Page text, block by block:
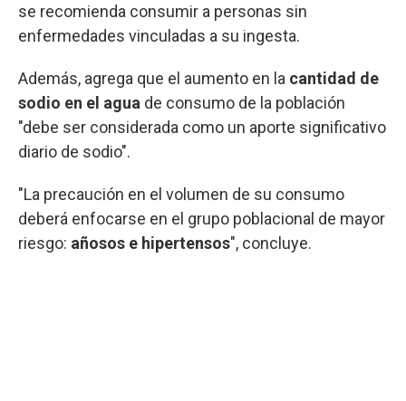
se recomienda consumir a personas sin
enfermedades vinculadas a su ingesta.
Además, agrega que el aumento en la cantidad de
sodio en el agua de consumo de la población
"debe ser considerada como un aporte significativo
diario de sodio".
"La precaución en el volumen de su consumo
deberá enfocarse en el grupo poblacional de mayor
riesgo: añosos e hipertensos", concluye.